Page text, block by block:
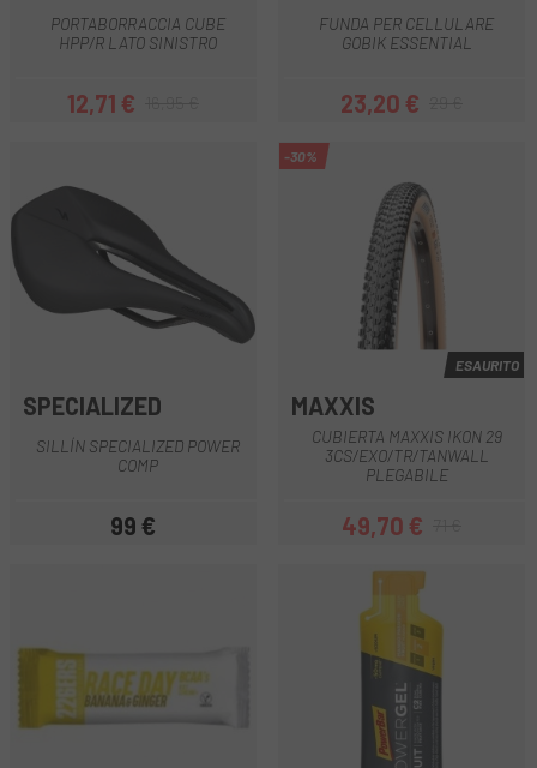
PORTABORRACCIA CUBE
HPP/R LATO SINISTRO
Prezzo
12,71 €Prezzo base
FUNDA PER CELLULARE
GOBIK ESSENTIAL
Prezzo
23,20 €Prezzo base
SPECIALIZED
SILLÍN SPECIALIZED POWER
COMP
Prezzo
99 €
-30%
ESAURITO
MAXXIS
CUBIERTA MAXXIS IKON 29
3CS/EXO/TR/TANWALL
PLEGABILE
Prezzo
49,70 €Prezzo base